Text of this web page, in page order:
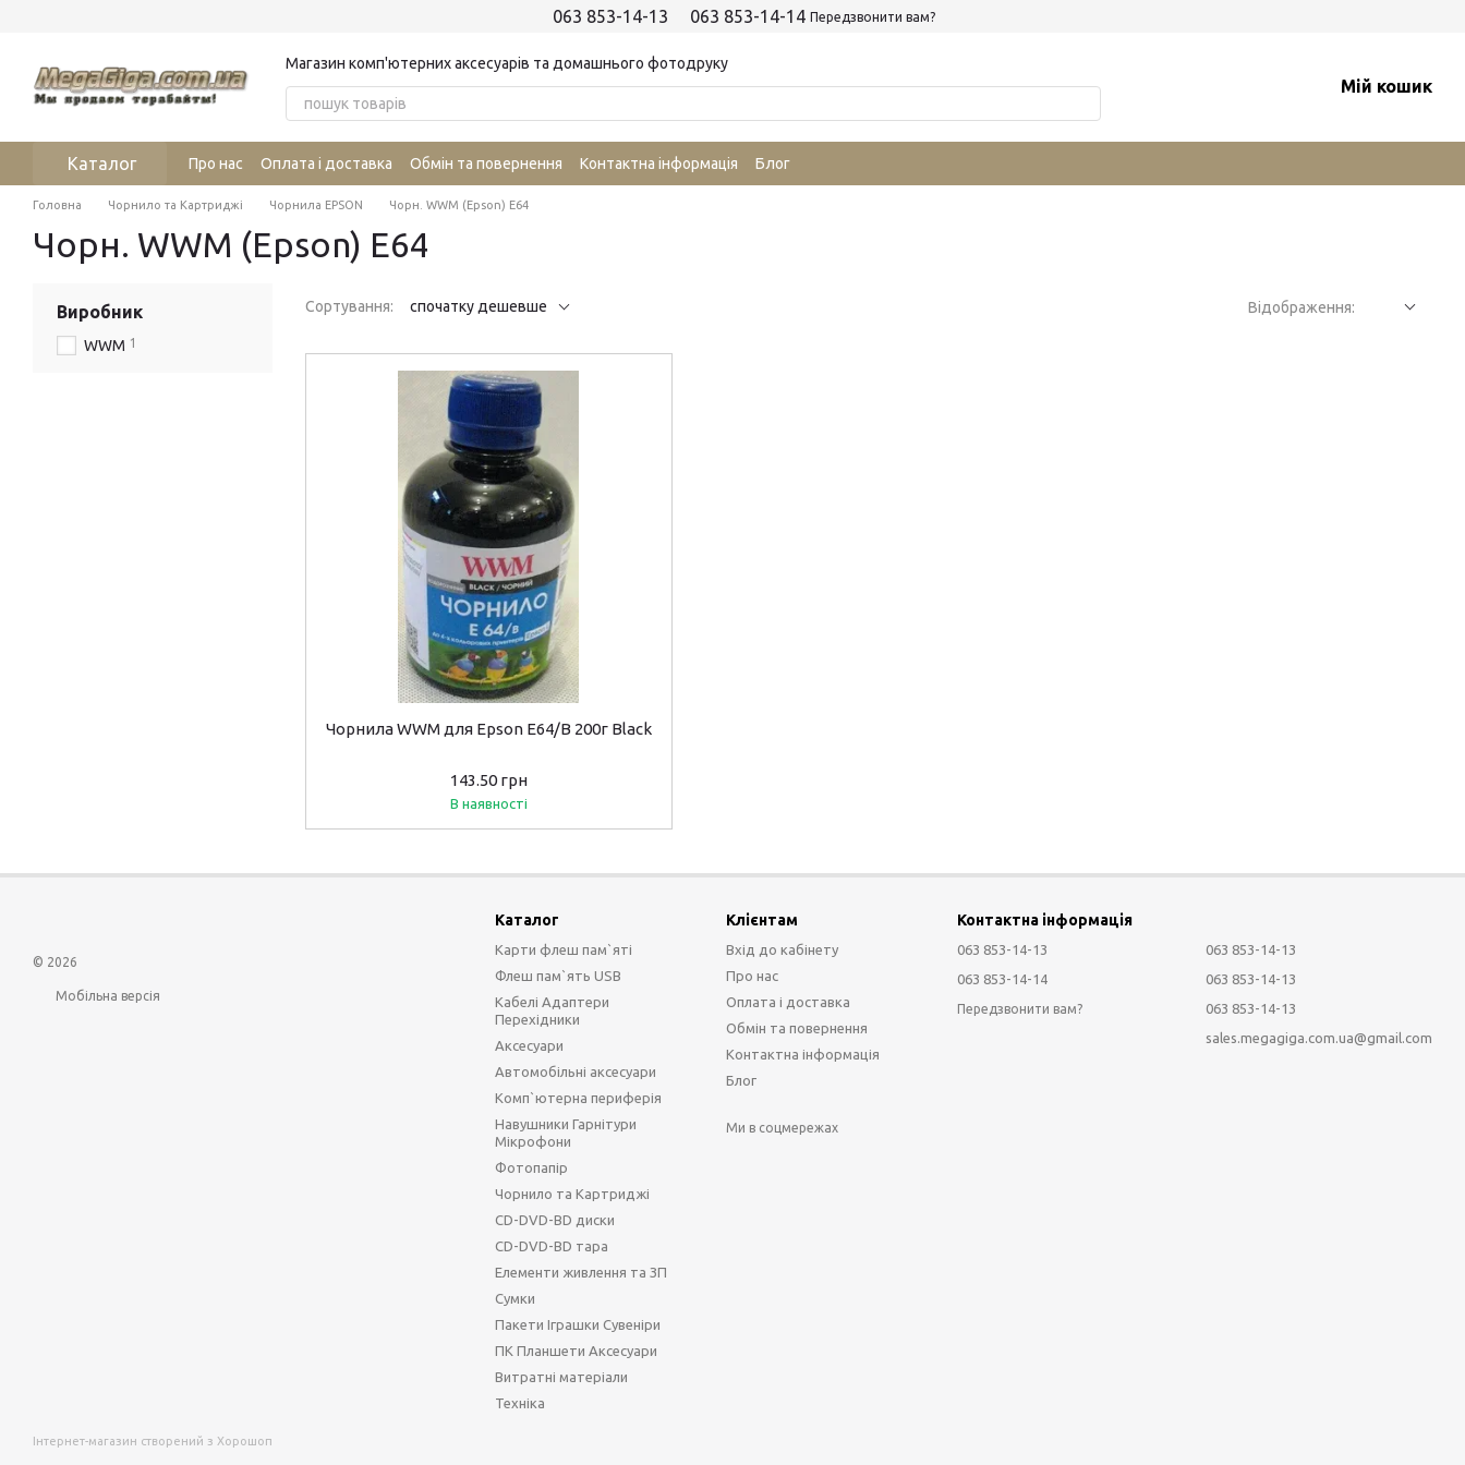
063 853-14-13 063 853-14-14 Передзвонити вам?
Магазин комп'ютерних аксесуарів та домашнього фотодруку
Мій кошик
Каталог Про нас Оплата і доставка Обмін та повернення Контактна інформація Блог
Головна Чорнило та Картриджі Чорнила EPSON Чорн. WWM (Epson) E64
Чорн. WWM (Epson) E64
Сортування: спочатку дешевше Відображення:
Чорнила WWM для Epson E64/B 200г Black
143.50 грн
В наявності
Виробник
WWM 1
© 2026
Мобільна версія
Інтернет-магазин створений з Хорошоп
Каталог
Карти флеш пам`яті
Флеш пам`ять USB
Кабелі Адаптери
Перехідники
Аксесуари
Автомобільні аксесуари
Комп`ютерна периферія
Навушники Гарнітури
Мікрофони
Фотопапір
Чорнило та Картриджі
CD-DVD-BD диски
CD-DVD-BD тара
Елементи живлення та ЗП
Сумки
Пакети Іграшки Сувеніри
ПК Планшети Аксесуари
Витратні матеріали
Техніка
Клієнтам
Вхід до кабінету
Про нас
Оплата і доставка
Обмін та повернення
Контактна інформація
Блог
Ми в соцмережах
Контактна інформація
063 853-14-13
063 853-14-14
Передзвонити вам?
063 853-14-13
063 853-14-13
063 853-14-13
sales.megagiga.com.ua@gmail.com